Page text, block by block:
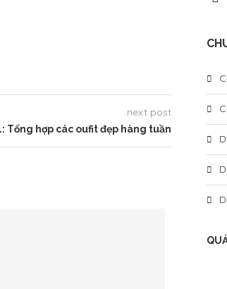
next post
Tổng hợp các oufit đẹp hàng tuần